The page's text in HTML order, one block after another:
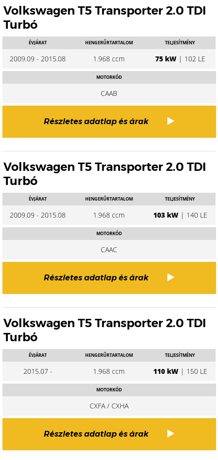
Volkswagen T5 Transporter 2.0 TDI
Turbó
ÉVJÁRAT
2009.09 - 2015.08
HENGERŰRTARTALOM
1.968 ccm
TELJESÍTMÉNY
75 kW| 102 LE
MOTORKÓD
CAAB
Részletes adatlap és árak
Volkswagen T5 Transporter 2.0 TDI
Turbó
ÉVJÁRAT
2009.09 - 2015.08
HENGERŰRTARTALOM
1.968 ccm
TELJESÍTMÉNY
103 kW| 140 LE
MOTORKÓD
CAAC
Részletes adatlap és árak
Volkswagen T5 Transporter 2.0 TDI
Turbó
ÉVJÁRAT
2015.07 -
HENGERŰRTARTALOM
1.968 ccm
TELJESÍTMÉNY
110 kW| 150 LE
MOTORKÓD
CXFA / CXHA
Részletes adatlap és árak